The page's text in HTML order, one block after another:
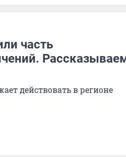
часть
действовать в регионе